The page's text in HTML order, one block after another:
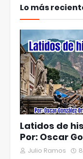
Lo más
Latidos de
Por: Oscar
Julio Ramos